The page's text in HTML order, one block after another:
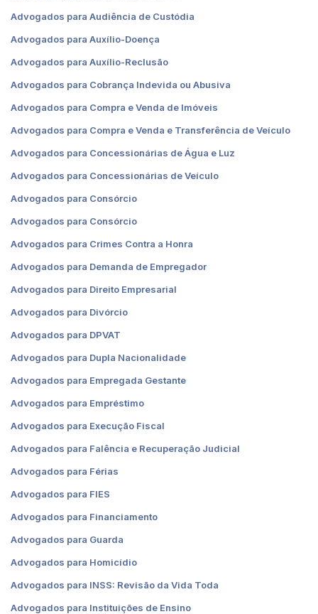
Advogados para Audiência de Custódia
Advogados para Auxílio-Doença
Advogados para Auxílio-Reclusão
Advogados para Cobrança Indevida ou Abusiva
Advogados para Compra e Venda de Imóveis
Advogados para Compra e Venda e Transferência de Veículo
Advogados para Concessionárias de Água e Luz
Advogados para Concessionárias de Veículo
Advogados para Consórcio
Advogados para Consórcio
Advogados para Crimes Contra a Honra
Advogados para Demanda de Empregador
Advogados para Direito Empresarial
Advogados para Divórcio
Advogados para DPVAT
Advogados para Dupla Nacionalidade
Advogados para Empregada Gestante
Advogados para Empréstimo
Advogados para Execução Fiscal
Advogados para Falência e Recuperação Judicial
Advogados para Férias
Advogados para FIES
Advogados para Financiamento
Advogados para Guarda
Advogados para Homicídio
Advogados para INSS: Revisão da Vida Toda
Advogados para Instituições de Ensino